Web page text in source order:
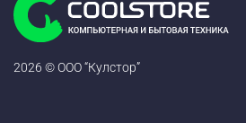
2026 © ООО “Кулстор”